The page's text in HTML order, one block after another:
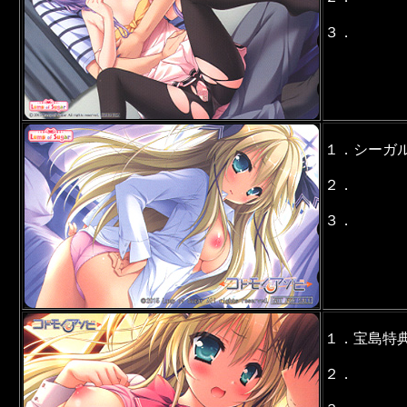
３．
１．シーガ
２．
３．
１．宝島特
２．